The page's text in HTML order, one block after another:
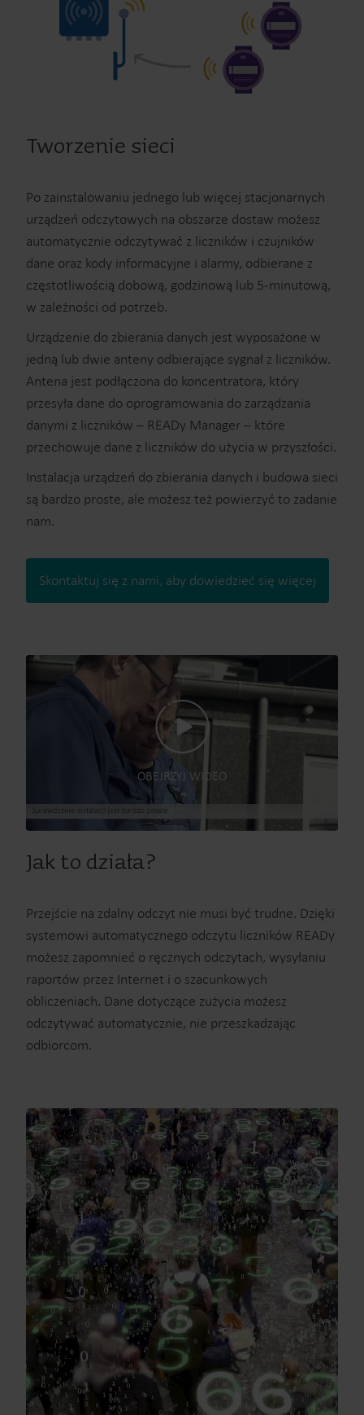
Tworzenie sieci
Po zainstalowaniu jednego lub więcej stacjonarnych
urządzeń odczytowych na obszarze dostaw możesz
automatycznie odczytywać z liczników i czujników
dane oraz kody informacyjne i alarmy, odbierane z
częstotliwością dobową, godzinową lub 5-minutową,
w zależności od potrzeb.
Urządzenie do zbierania danych jest wyposażone w
jedną lub dwie anteny odbierające sygnał z liczników.
Antena jest podłączona do koncentratora, który
przesyła dane do oprogramowania do zarządzania
danymi z liczników – READy Manager – które
przechowuje dane z liczników do użycia w przyszłości.
Instalacja urządzeń do zbierania danych i budowa sieci
są bardzo proste, ale możesz też powierzyć to zadanie
nam.
Skontaktuj się z nami, aby dowiedzieć się więcej
OBEJRZYJ WIDEO
Jak to działa?
Przejście na zdalny odczyt nie musi być trudne. Dzięki
systemowi automatycznego odczytu liczników READy
możesz zapomnieć o ręcznych odczytach, wysyłaniu
raportów przez Internet i o szacunkowych
obliczeniach. Dane dotyczące zużycia możesz
odczytywać automatycznie, nie przeszkadzając
odbiorcom.